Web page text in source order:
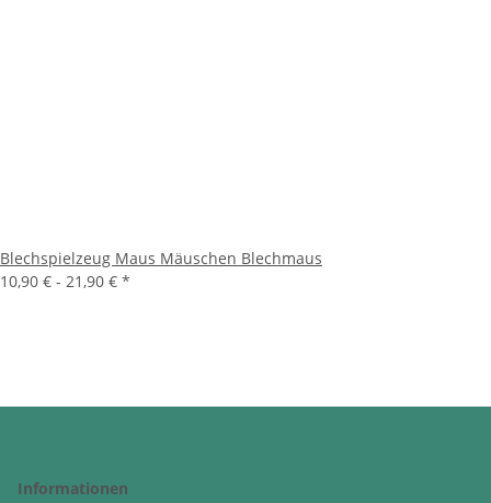
Blechspielzeug Maus Mäuschen Blechmaus
10,90 € - 21,90 € *
Informationen